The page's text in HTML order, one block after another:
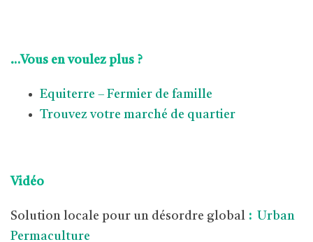
…Vous en voulez plus ?
Equiterre – Fermier de famille
Trouvez votre marché de quartier
Vidéo
Solution locale pour un désordre global : Urban
Permaculture